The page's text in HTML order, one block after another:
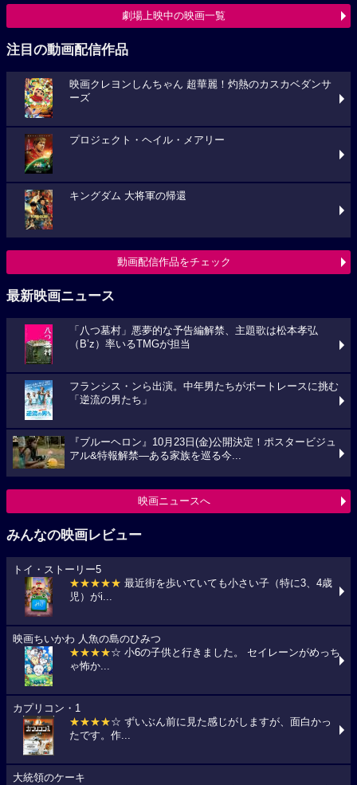
劇場上映中の映画一覧
注目の動画配信作品
映画クレヨンしんちゃん 超華麗！灼熱のカスカベダンサ
ーズ
プロジェクト・ヘイル・メアリー
キングダム 大将軍の帰還
動画配信作品をチェック
最新映画ニュース
「八つ墓村」悪夢的な予告編解禁、主題歌は松本孝弘
（B’z）率いるTMGが担当
フランシス・ンら出演。中年男たちがボートレースに挑む
「逆流の男たち」
『ブルーヘロン』10月23日(金)公開決定！ポスタービジュ
アル&特報解禁―ある家族を巡る今...
映画ニュースへ
みんなの映画レビュー
トイ・ストーリー5
★★★★★ 最近街を歩いていても小さい子（特に3、4歳
児）がi...
映画ちいかわ 人魚の島のひみつ
★★★★☆ 小6の子供と行きました。 セイレーンがめっち
ゃ怖か...
カプリコン・1
★★★★☆ ずいぶん前に見た感じがしますが、面白かっ
たです。作...
大統領のケーキ